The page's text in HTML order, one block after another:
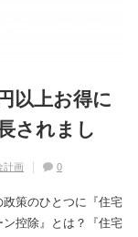
以上お得に
されまし
計画 0
策のひとつに『住宅
控除』とは？『住宅
』ならない
の豆知識 家づくり
う！？
の豆知識 家づくり
？原因や対
故の時にど
の豆知識
家づくり